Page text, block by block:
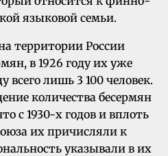
языковой семьи.
территории России
в 1926 году их уже
всего лишь 3 100 человек.
количества бесермян
с 1930-х годов и вплоть
их причисляли к
указывали в их